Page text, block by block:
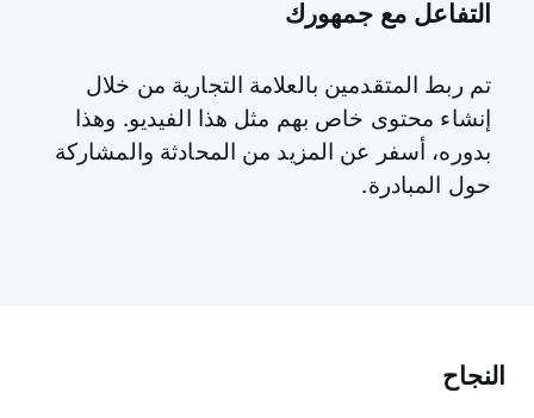
التفاعل مع جمهورك
تم ربط المتقدمين بالعلامة التجارية من خلال
إنشاء محتوى خاص بهم مثل هذا الفيديو. وهذا
بدوره، أسفر عن المزيد من المحادثة والمشاركة
حول المبادرة.
النجاح